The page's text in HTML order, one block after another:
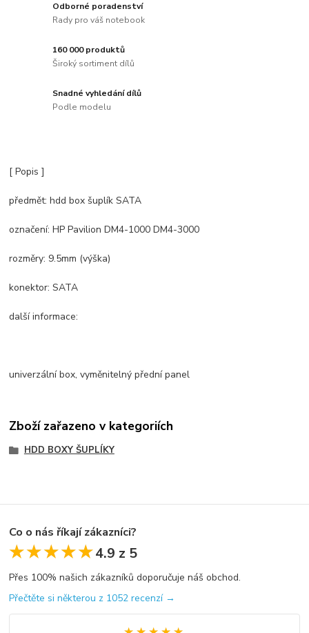
Odborné poradenství
Rady pro váš notebook
160 000 produktů
Široký sortiment dílů
Snadné vyhledání dílů
Podle modelu
[ Popis ]
předmět: hdd box šuplík SATA
označení: HP Pavilion DM4-1000 DM4-3000
rozměry: 9.5mm (výška)
konektor: SATA
další informace:
univerzální box, vyměnitelný přední panel
Zboží zařazeno v kategoriích
HDD BOXY ŠUPLÍKY
Co o nás říkají zákazníci?
★★★★★
★★★★★4.9 z 5
Přes 100% našich zákazníků doporučuje náš obchod.
Přečtěte si některou z 1052 recenzí →